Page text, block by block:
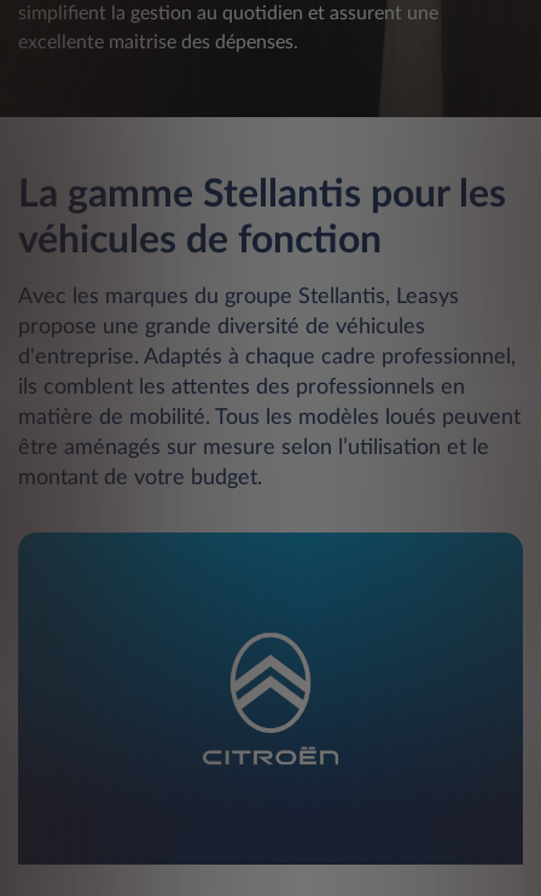
simplifient la gestion au quotidien et assurent une
excellente maitrise des dépenses.
La gamme Stellantis pour les
véhicules de fonction
Avec les marques du groupe Stellantis, Leasys
propose une grande diversité de véhicules
d'entreprise. Adaptés à chaque cadre professionnel,
ils comblent les attentes des professionnels en
matière de mobilité. Tous les modèles loués peuvent
être aménagés sur mesure selon l’utilisation et le
montant de votre budget.